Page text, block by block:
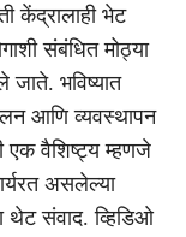
केंद्रालाही भेट
संबंधित मोठ्या
जाते. भविष्यात
आणि व्यवस्थापन
एक वैशिष्ट्य म्हणजे
असलेल्या
थेट संवाद. व्हिडिओ